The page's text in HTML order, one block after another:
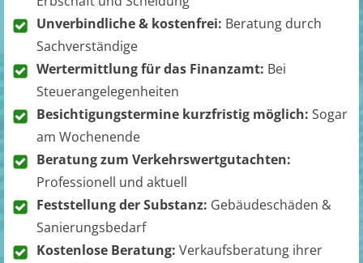
Unverbindliche & kostenfrei: Beratung durch
Sachverständige
Wertermittlung für das Finanzamt: Bei
Steuerangelegenheiten
Besichtigungstermine kurzfristig möglich: Sogar
am Wochenende
Beratung zum Verkehrswertgutachten:
Professionell und aktuell
Feststellung der Substanz: Gebäudeschäden &
Sanierungsbedarf
Kostenlose Beratung: Verkaufsberatung ihrer